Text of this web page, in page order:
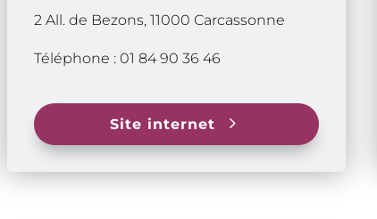
2 All. de Bezons, 11000 Carcassonne
Téléphone : 01 84 90 36 46
Site internet 5